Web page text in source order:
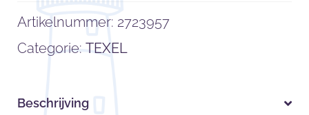
Artikelnummer: 2723957
Categorie:TEXEL
Beschrijving